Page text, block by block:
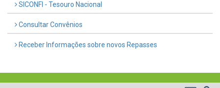
SICONFI - Tesouro Nacional
Consultar Convênios
Receber Informações sobre novos Repasses